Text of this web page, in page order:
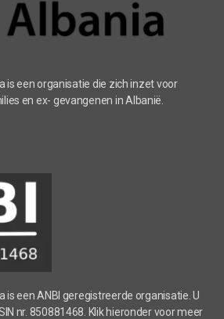
is een organisatie die zich inzet voor
en ex- gevangenen in Albanië.
is een ANBI geregistreerde organisatie. U
nr. 850881468. Klik hieronder voor meer